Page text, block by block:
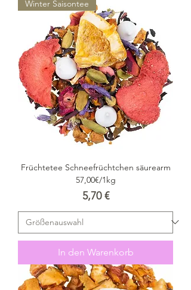
Winter Saisontee
Früchtetee Schneefrüchtchen säurearm
57,00€/1kg
Preis
5,70 €
In den Warenkorb